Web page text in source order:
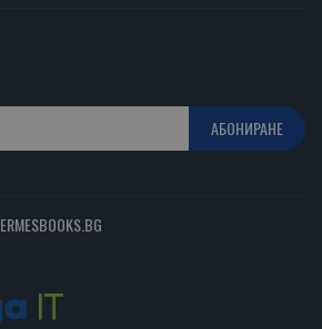
АБОНИРАНЕ